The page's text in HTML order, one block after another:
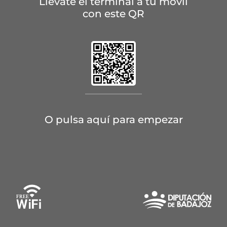
con este QR
O pulsa aquí para empezar